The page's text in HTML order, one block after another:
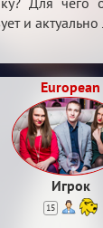
и актуально
European
Игрок
15